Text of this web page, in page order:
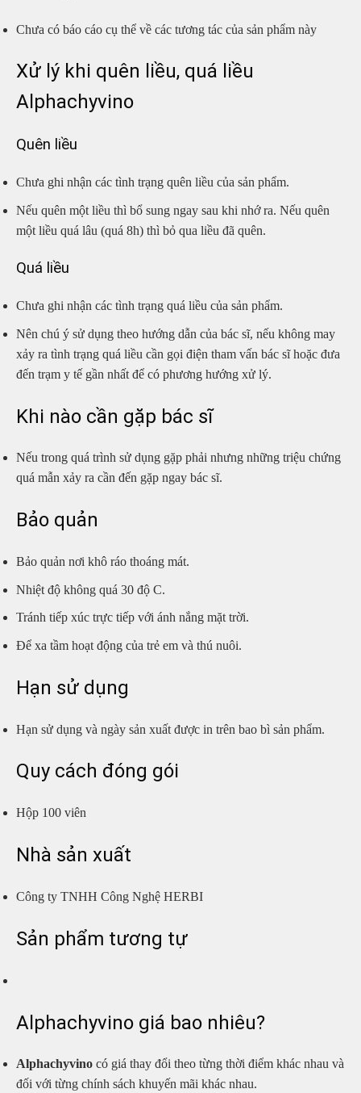
Chưa có báo cáo cụ thể về các tương tác của sản phẩm này
Xử lý khi quên liều, quá liều
Alphachyvino
Quên liều
Chưa ghi nhận các tình trạng quên liều của sản phẩm.
Nếu quên một liều thì bổ sung ngay sau khi nhớ ra. Nếu quên
một liều quá lâu (quá 8h) thì bỏ qua liều đã quên.
Quá liều
Chưa ghi nhận các tình trạng quá liều của sản phẩm.
Nên chú ý sử dụng theo hướng dẫn của bác sĩ, nếu không may
xảy ra tình trạng quá liều cần gọi điện tham vấn bác sĩ hoặc đưa
đến trạm y tế gần nhất để có phương hướng xử lý.
Khi nào cần gặp bác sĩ
Nếu trong quá trình sử dụng gặp phải nhưng những triệu chứng
quá mẫn xảy ra cần đến gặp ngay bác sĩ.
Bảo quản
Bảo quản nơi khô ráo thoáng mát.
Nhiệt độ không quá 30 độ C.
Tránh tiếp xúc trực tiếp với ánh nắng mặt trời.
Để xa tầm hoạt động của trẻ em và thú nuôi.
Hạn sử dụng
Hạn sử dụng và ngày sản xuất được in trên bao bì sản phẩm.
Quy cách đóng gói
Hộp 100 viên
Nhà sản xuất
Công ty TNHH Công Nghệ HERBI
Sản phẩm tương tự
Alphachyvino giá bao nhiêu?
Alphachyvino có giá thay đổi theo từng thời điểm khác nhau và
đối với từng chính sách khuyến mãi khác nhau.